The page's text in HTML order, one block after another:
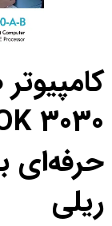
حرفه‌ای
ریلی